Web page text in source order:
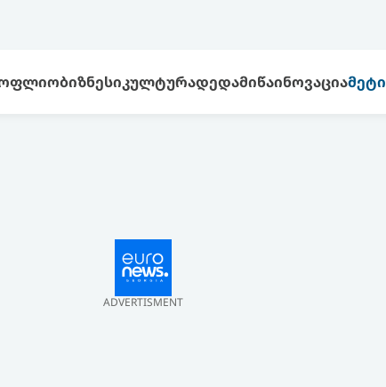
ᲑᲘᲖᲜᲔᲡᲘᲙᲣᲚᲢᲣᲠᲐᲓᲔᲓᲐᲛᲘᲬᲐᲘᲜᲝᲕᲐᲪᲘᲐᲛᲔᲢᲘ
ADVERTISMENT